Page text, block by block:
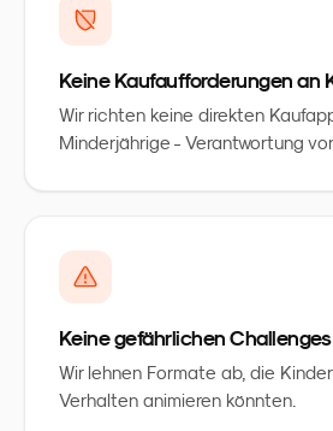
Keine Kaufaufforderungen an
Wir richten keine direkten
Minderjährige - Verantwortung
Keine gefährlichen Challenges
Wir lehnen Formate ab, die
Verhalten animieren könnten.